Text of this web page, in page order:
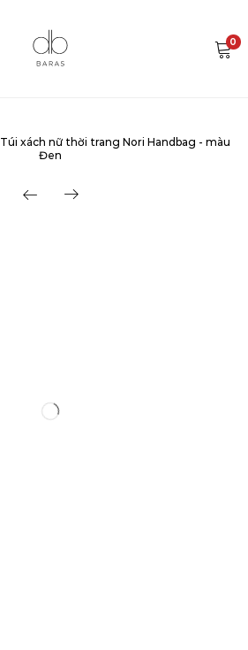
0
Túi xách nữ thời trang Nori Handbag - màu
Đen